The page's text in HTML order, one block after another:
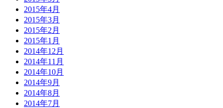
2015年4月
2015年3月
2015年2月
2015年1月
2014年12月
2014年11月
2014年10月
2014年9月
2014年8月
2014年7月